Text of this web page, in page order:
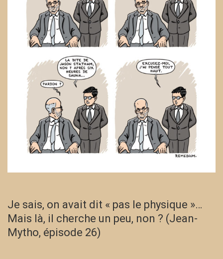
Je sais, on avait dit « pas le physique »…
Mais là, il cherche un peu, non ? (Jean-
Mytho, épisode 26)